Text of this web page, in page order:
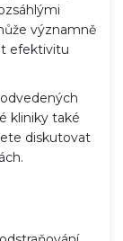
významně
efektivitu
kliniky také
diskutovat